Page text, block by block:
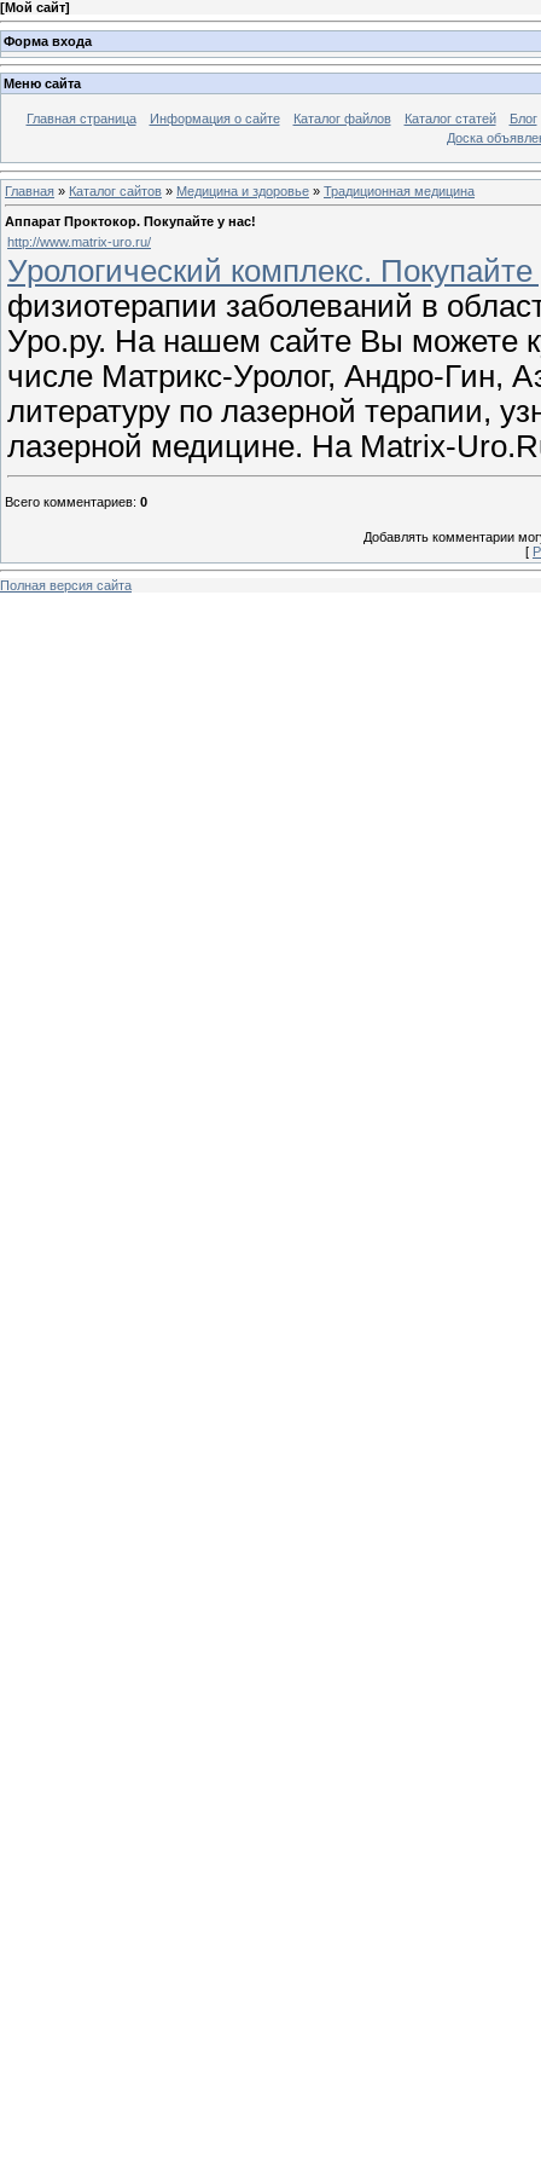
[Мой сайт]
Форма входа
Меню сайта
Главная страница Информация о сайте Каталог файлов Каталог статей
Блог
Доска
Главная » Каталог сайтов » Медицина и здоровье » Традиционная медицина
Аппарат Проктокор. Покупайте у нас!
http://www.matrix-uro.ru/
Урологический комплекс. Покупайте
физиотерапии заболеваний в
Уро.ру. На нашем сайте Вы можете
числе Матрикс-Уролог, Андро-Гин,
литературу по лазерной терапии,
лазерной медицине. На Matrix-
Всего комментариев: 0
Добавлять комментарии
[
Полная версия сайта